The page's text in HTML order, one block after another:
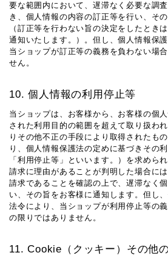
要な範囲内において、遅滞なく必要な調
き、個人情報の内容の訂正等を行い、そ
（訂正等を行わない旨の決定をしたとき
通知いたします。）。但し、個人情報保
当ショップが訂正等の義務を負わない場
せん。
10. 個人情報の利用停止等
当ショップは、お客様から、お客様の個
された利用目的の範囲を超えて取り扱わ
りその他不正の手段により取得されたも
り、個人情報保護法の定めに基づきその
「利用停止等」といいます。）を求めら
請求に理由があることが判明した場合に
請求であることを確認の上で、遅滞なく
い、その旨をお客様に通知します。但し
法令により、当ショップが利用停止等の
の限りではありません。
11. Cookie（クッキー）その他